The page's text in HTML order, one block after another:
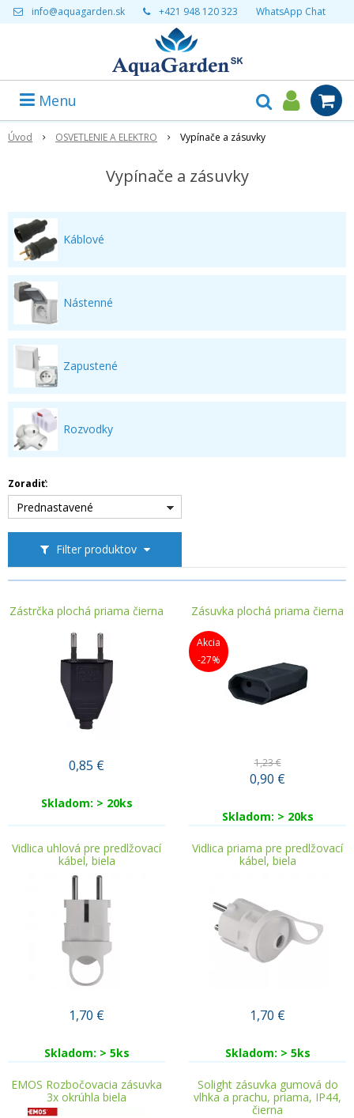
info@aquagarden.sk +421 948 120 323 WhatsApp Chat
Menu
Úvod OSVETLENIE A ELEKTRO Vypínače a zásuvky
Vypínače a zásuvky
Káblové
Nástenné
Zapustené
Rozvodky
Filter produktov
Zoradiť:
Prednastavené
Zástrčka plochá priama čierna
0,85 €
Skladom: > 20ks
Zásuvka plochá priama čierna
Akcia
-27%
1,23 €
0,90 €
Skladom: > 20ks
Vidlica uhlová pre predlžovací
kábel, biela
1,70 €
Skladom: > 5ks
Vidlica priama pre predlžovací
kábel, biela
1,70 €
Skladom: > 5ks
EMOS Rozbočovacia zásuvka
3x okrúhla biela
Solight zásuvka gumová do
vlhka a prachu, priama, IP44,
čierna